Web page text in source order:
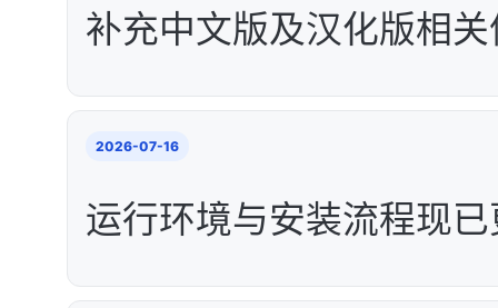
补充中文版及汉化版相
2026-07-16
运行环境与安装流程现